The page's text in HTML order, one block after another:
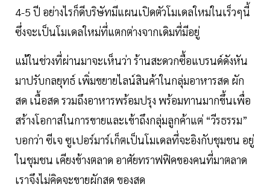
4-5 ปี อย่างไรก็ดีบริษัทมีแผนเปิดตัวโมเดลใหม่ในเร็วๆนี้
ซึ่งจะเป็นโมเดลใหม่ที่แตกต่างจากเดิมที่มีอยู่
แม้ในช่วงที่ผ่านมาจะเห็นว่า ร้านสะดวกซื้อแบรนด์ดังหัน
มาปรับกลยุทธ์ เพิ่มขยายไลน์สินค้าในกลุ่มอาหารสด ผัก
สด เนื้อสด รวมถึงอาหารพร้อมปรุง พร้อมทานมากขึ้นเพื่อ
สร้างโอกาสในการขายและเข้าถึงกลุ่มลูกค้าแต่ “วีรธรรม”
บอกว่า ซีเจ ซูเปอร์มาร์เก็ตเป็นโมเดลที่จะอิงกับชุมชน อยู่
ในชุมชน เคียงข้างตลาด อาศัยทราฟฟิคของคนที่มาตลาด
เราจึงไม่คิดจะขายผักสด ของสด